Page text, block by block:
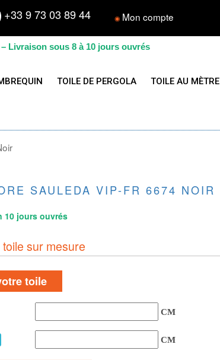
+33 9 73 03 89 44 ◉ Mon compte
Livraison sous 8 à 10 jours ouvrés
TOILE DE PERGOLA TOILE AU MÈTRE
SAULEDA VIP-FR 6674 NOIR
10 jours ouvrés
sur mesure
toile
CM
CM